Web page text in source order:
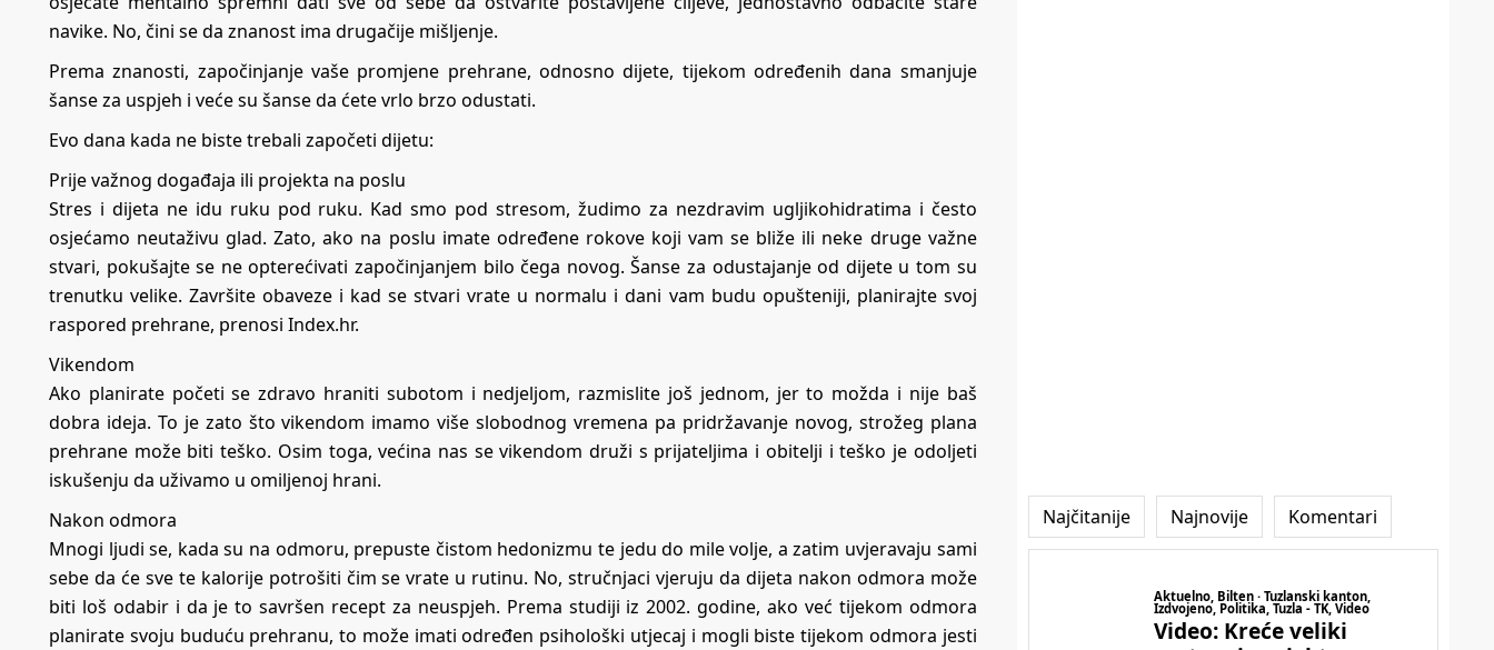
navike. No, čini se da znanost ima drugačije mišljenje.
Prema znanosti, započinjanje vaše promjene prehrane, odnosno dijete, tijekom određenih dana smanjuje
šanse za uspjeh i veće su šanse da ćete vrlo brzo odustati.
Evo dana kada ne biste trebali započeti dijetu:
Prije važnog događaja ili projekta na poslu
Stres i dijeta ne idu ruku pod ruku. Kad smo pod stresom, žudimo za nezdravim ugljikohidratima i često
osjećamo neutaživu glad. Zato, ako na poslu imate određene rokove koji vam se bliže ili neke druge važne
stvari, pokušajte se ne opterećivati ​​započinjanjem bilo čega novog. Šanse za odustajanje od dijete u tom su
trenutku velike. Završite obaveze i kad se stvari vrate u normalu i dani vam budu opušteniji, planirajte svoj
raspored prehrane, prenosi Index.hr.
Vikendom
Ako planirate početi se zdravo hraniti subotom i nedjeljom, razmislite još jednom, jer to možda i nije baš
dobra ideja. To je zato što vikendom imamo više slobodnog vremena pa pridržavanje novog, strožeg plana
prehrane može biti teško. Osim toga, većina nas se vikendom druži s prijateljima i obitelji i teško je odoljeti
iskušenju da uživamo u omiljenoj hrani.
Nakon odmora
Mnogi ljudi se, kada su na odmoru, prepuste čistom hedonizmu te jedu do mile volje, a zatim uvjeravaju sami
sebe da će sve te kalorije potrošiti čim se vrate u rutinu. No, stručnjaci vjeruju da dijeta nakon odmora može
biti loš odabir i da je to savršen recept za neuspjeh. Prema studiji iz 2002. godine, ako već tijekom odmora
planirate svoju buduću prehranu, to može imati određen psihološki utjecaj i mogli biste tijekom odmora jesti
Najčitanije Najnovije Komentari